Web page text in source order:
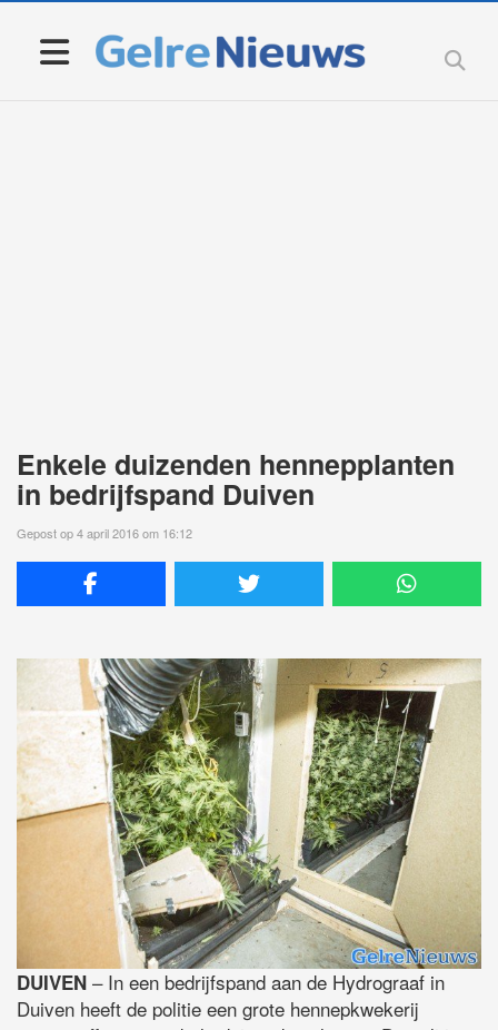
Enkele duizenden hennepplanten
in bedrijfspand Duiven
Gepost op 4 april 2016 om 16:12
DUIVEN – In een bedrijfspand aan de Hydrograaf in
Duiven heeft de politie een grote hennepkwekerij